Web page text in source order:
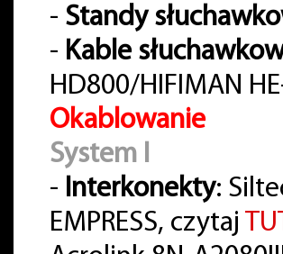
- Standy
- Kable
HD800/HIFIMAN
Okablowanie
System I
- Interkonekty:
EMPRESS, czytaj